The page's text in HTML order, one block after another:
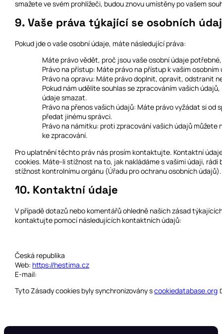
smažete ve svém prohlížeči, budou znovu umístěny po vašem
9. Vaše práva týkající se osobních
Pokud jde o vaše osobní údaje, máte následující práva:
Máte právo vědět, proč jsou vaše osobní údaje
Právo na přístup: Máte právo na přístup k vašim
Právo na opravu: Máte právo doplnit, opravit, odstranit
Pokud nám udělíte souhlas se zpracováním vašich
údaje smazat.
Právo na přenos vašich údajů: Máte právo vyžádat si od
předat jinému správci.
Právo na námitku: proti zpracování vašich údajů
ke zpracování.
Pro uplatnění těchto práv nás prosím kontaktujte. Kontaktní
cookies. Máte-li stížnost na to, jak nakládáme s vašimi údaji,
stížnost kontrolnímu orgánu (Úřadu pro ochranu osobních údajů).
10. Kontaktní údaje
V případě dotazů nebo komentářů ohledně našich zásad
kontaktujte pomocí následujících kontaktních údajů:
Česká republika
Web: https://hestima.cz
E-mail:
Tyto Zásady cookies byly synchronizovány scookiedatabase.org